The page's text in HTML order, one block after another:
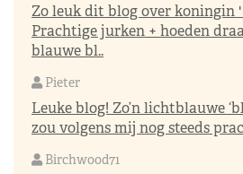
Zo leuk dit blog over koningin
Prachtige jurken + hoeden
blauwe bl..
Pieter
Leuke blog! Zo’n lichtblauwe
zou volgens mij nog steeds
Birchwood71